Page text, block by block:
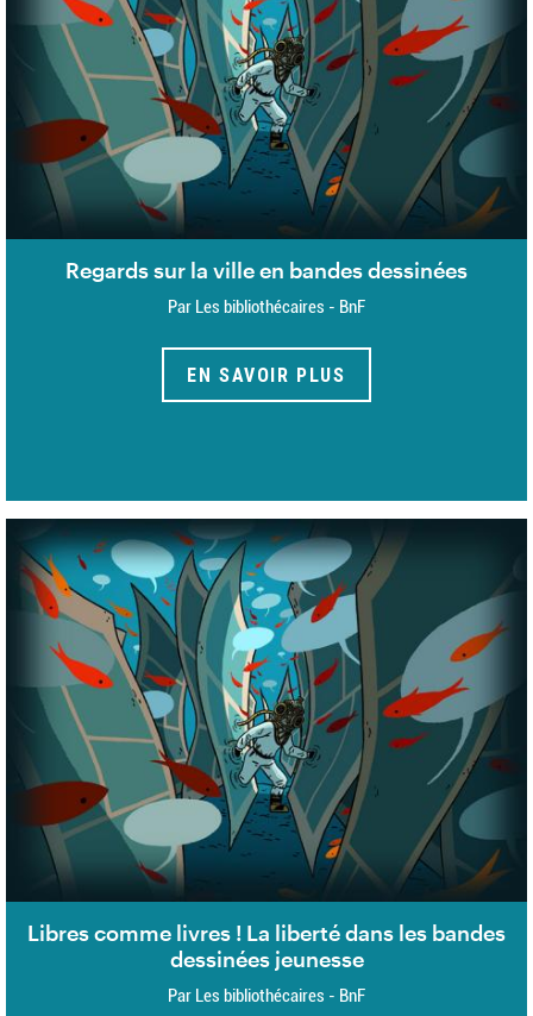
Regards sur la ville en bandes dessinées
Par Les bibliothécaires - BnF
EN SAVOIR PLUS
Libres comme livres ! La liberté dans les bandes
dessinées jeunesse
Par Les bibliothécaires - BnF